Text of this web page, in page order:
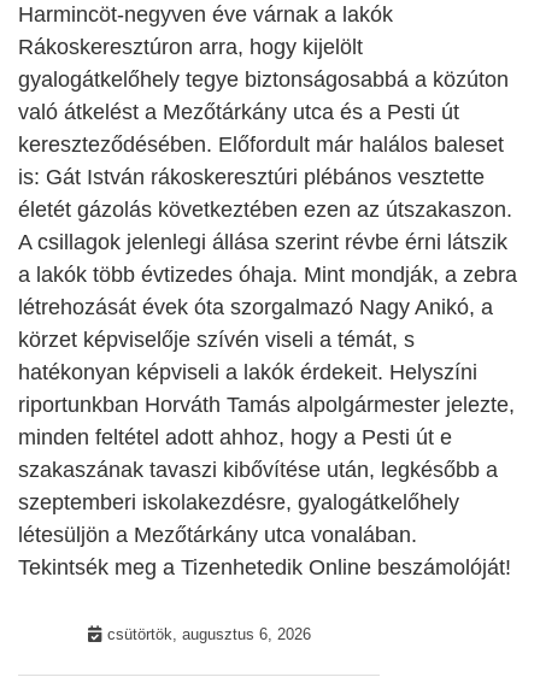
Harmincöt-negyven éve várnak a lakók
Rákoskeresztúron arra, hogy kijelölt
gyalogátkelőhely tegye biztonságosabbá a közúton
való átkelést a Mezőtárkány utca és a Pesti út
kereszteződésében. Előfordult már halálos baleset
is: Gát István rákoskeresztúri plébános vesztette
életét gázolás következtében ezen az útszakaszon.
A csillagok jelenlegi állása szerint révbe érni látszik
a lakók több évtizedes óhaja. Mint mondják, a zebra
létrehozását évek óta szorgalmazó Nagy Anikó, a
körzet képviselője szívén viseli a témát, s
hatékonyan képviseli a lakók érdekeit. Helyszíni
riportunkban Horváth Tamás alpolgármester jelezte,
minden feltétel adott ahhoz, hogy a Pesti út e
szakaszának tavaszi kibővítése után, legkésőbb a
szeptemberi iskolakezdésre, gyalogátkelőhely
létesüljön a Mezőtárkány utca vonalában.
Tekintsék meg a Tizenhetedik Online beszámolóját!